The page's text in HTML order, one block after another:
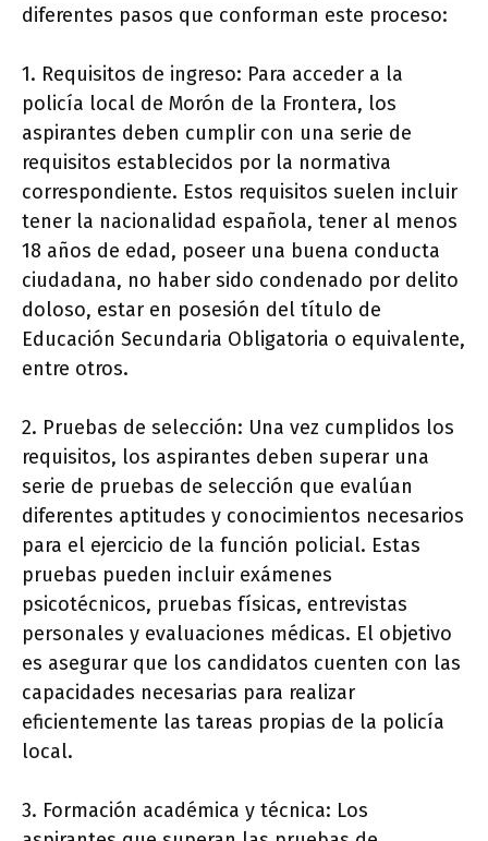
diferentes pasos que conforman este proceso:
1. Requisitos de ingreso: Para acceder a la
policía local de Morón de la Frontera, los
aspirantes deben cumplir con una serie de
requisitos establecidos por la normativa
correspondiente. Estos requisitos suelen incluir
tener la nacionalidad española, tener al menos
18 años de edad, poseer una buena conducta
ciudadana, no haber sido condenado por delito
doloso, estar en posesión del título de
Educación Secundaria Obligatoria o equivalente,
entre otros.
2. Pruebas de selección: Una vez cumplidos los
requisitos, los aspirantes deben superar una
serie de pruebas de selección que evalúan
diferentes aptitudes y conocimientos necesarios
para el ejercicio de la función policial. Estas
pruebas pueden incluir exámenes
psicotécnicos, pruebas físicas, entrevistas
personales y evaluaciones médicas. El objetivo
es asegurar que los candidatos cuenten con las
capacidades necesarias para realizar
eficientemente las tareas propias de la policía
local.
3. Formación académica y técnica: Los